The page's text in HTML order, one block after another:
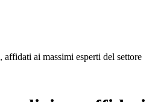
ai massimi esperti del settore